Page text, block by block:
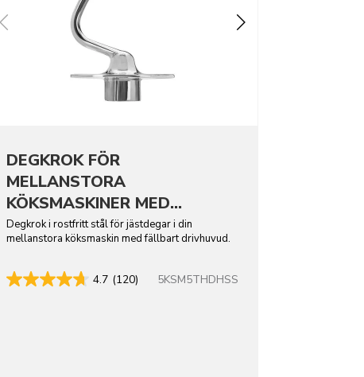
DEGKROK FÖR
MELLANSTORA
KÖKSMASKINER MED
FÄLLBART DRIVHUVUD -
ROSTFRITT STÅL
Degkrok i rostfritt stål för jästdegar i din
mellanstora köksmaskin med fällbart drivhuvud.
4.7 (120) 5KSM5THDHSS